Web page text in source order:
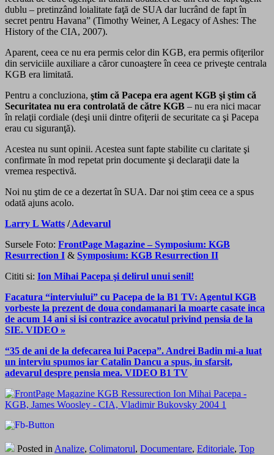
dublu – pretinzând loialitate faţă de SUA dar lucrând de fapt în
secret pentru Havana” (Timothy Weiner, A Legacy of Ashes: The
History of the CIA, 2007).
Aparent, ceea ce nu era permis celor din KGB, era permis ofiţerilor
din serviciile auxiliare a căror cunoaştere în ceea ce priveşte centrala
KGB era limitată.
Pentru a concluziona, ştim că Pacepa era agent KGB şi ştim că
Securitatea nu era controlată de către KGB – nu era nici macar
în relaţii cordiale (deşi unii dintre ofiţerii de securitate ca şi Pacepa
erau cu siguranţă).
Acestea nu sunt opinii. Acestea sunt fapte stabilite cu claritate şi
confirmate în mod repetat prin documente şi declaraţii date la
vremea respectivă.
Noi nu ştim de ce a dezertat în SUA. Dar noi ştim ceea ce a spus
odată ajuns acolo.
Larry L Watts /Adevarul
Sursele Foto: FrontPage Magazine – Symposium: KGB
Resurrection I & Symposium: KGB Resurrection II
Cititi si: Ion Mihai Pacepa şi delirul unui senil!
Facatura “interviului” cu Pacepa de la B1 TV: Agentul KGB
vorbeste la prezent de doua condamanari la moarte casate inca
de acum 14 ani si isi contrazice avocatul privind pensia de la
SIE. VIDEO »
“35 de ani de la defecarea lui Pacepa”. Andrei Badin mi-a luat
un interviu spumos iar Catalin Dancu a spus, in sfarsit,
adevarul despre pensia mea. VIDEO B1 TV
Posted inAnalize, Colimatorul, Documentare, Editoriale, Top